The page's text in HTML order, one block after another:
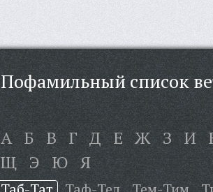
Пофамильный список
А Б В Г Д Е Ж З И
Щ Э Ю Я